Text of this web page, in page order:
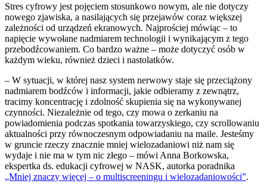
Stres cyfrowy jest pojęciem stosunkowo nowym, ale nie dotyczy
nowego zjawiska, a nasilających się przejawów coraz większej
zależności od urządzeń ekranowych. Najprościej mówiąc – to
napięcie wywołane nadmiarem technologii i wynikającym z tego
przebodźcowaniem. Co bardzo ważne – może dotyczyć osób w
każdym wieku, również dzieci i nastolatków.
– W sytuacji, w której nasz system nerwowy staje się przeciążony
nadmiarem bodźców i informacji, jakie odbieramy z zewnątrz,
tracimy koncentrację i zdolność skupienia się na wykonywanej
czynności. Niezależnie od tego, czy mowa o zerkaniu na
powiadomienia podczas spotkania towarzyskiego, czy scrollowaniu
aktualności przy równoczesnym odpowiadaniu na maile. Jesteśmy
w gruncie rzeczy znacznie mniej wielozadaniowi niż nam się
wydaje i nie ma w tym nic złego – mówi Anna Borkowska,
ekspertka ds. edukacji cyfrowej w NASK, autorka poradnika
„Mniej znaczy więcej – o multiscreeningu i wielozadaniowości”.